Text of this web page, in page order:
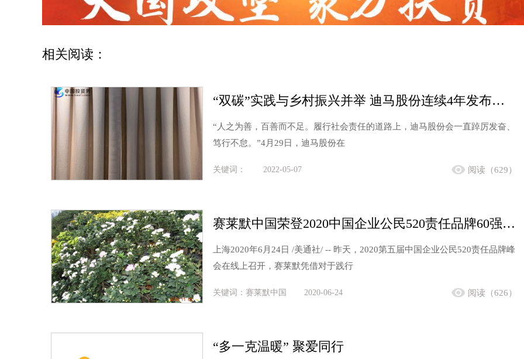
相关阅读：
“双碳”实践与乡村振兴并举 迪马股份连续4年发布社会责任报告
“人之为善，百善而不足。履行社会责任的道路上，迪马股份会一直踔厉发奋、
笃行不怠。”4月29日，迪马股份在
关键词： 2022-05-07 阅读（629）
赛莱默中国荣登2020中国企业公民520责任品牌60强榜单
上海2020年6月24日 /美通社/ -- 昨天，2020第五届中国企业公民520责任品牌峰
会在线上召开，赛莱默凭借对于践行
关键词：赛莱默中国 2020-06-24 阅读（626）
“多一克温暖” 聚爱同行